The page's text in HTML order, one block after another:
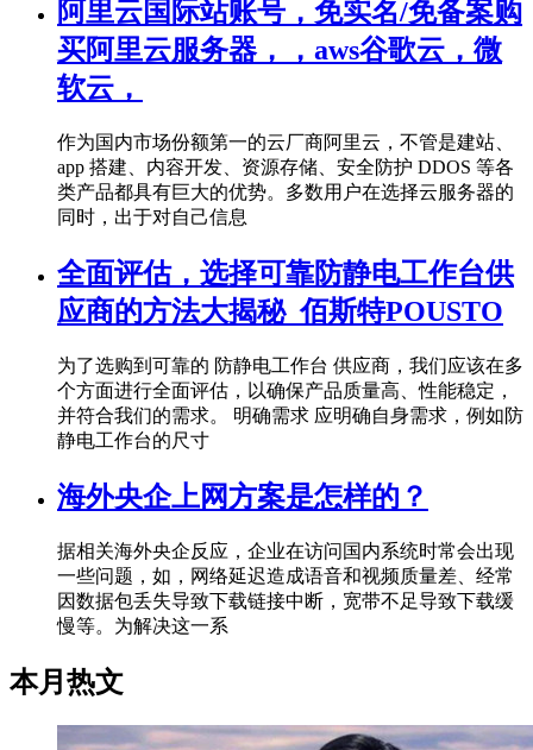
阿里云国际站账号，免实名/免备案购
买阿里云服务器，，aws谷歌云，微
软云，
作为国内市场份额第一的云厂商阿里云，不管是建站、
app 搭建、内容开发、资源存储、安全防护 DDOS 等各
类产品都具有巨大的优势。多数用户在选择云服务器的
同时，出于对自己信息
全面评估，选择可靠防静电工作台供
应商的方法大揭秘_佰斯特POUSTO
为了选购到可靠的 防静电工作台 供应商，我们应该在多
个方面进行全面评估，以确保产品质量高、性能稳定，
并符合我们的需求。 明确需求 应明确自身需求，例如防
静电工作台的尺寸
海外央企上网方案是怎样的？
据相关海外央企反应，企业在访问国内系统时常会出现
一些问题，如，网络延迟造成语音和视频质量差、经常
因数据包丢失导致下载链接中断，宽带不足导致下载缓
慢等。为解决这一系
本月热文